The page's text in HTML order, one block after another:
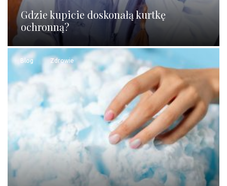
Gdzie kupicie doskonałą kurtkę
ochronną?
Blog Zdrowie